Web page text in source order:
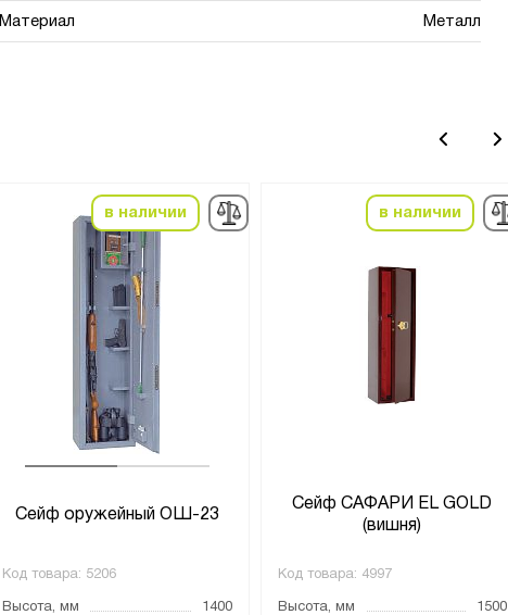
Материал Металл
в наличии
Сейф оружейный ОШ-23
Код товара: 5206
Высота, мм
1400
в наличии
Сейф САФАРИ EL GOLD
(вишня)
Код товара: 4997
Высота, мм
1500